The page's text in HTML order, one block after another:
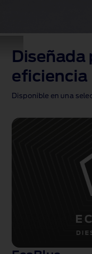
Chassis
double
video
Diseñada
eficiencia
Disponible en una